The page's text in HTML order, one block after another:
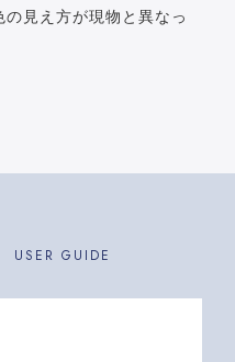
の見え方が現物と異なっ
USER GUIDE